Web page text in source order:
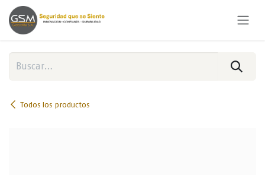
Ir al contenido
Todos los productos